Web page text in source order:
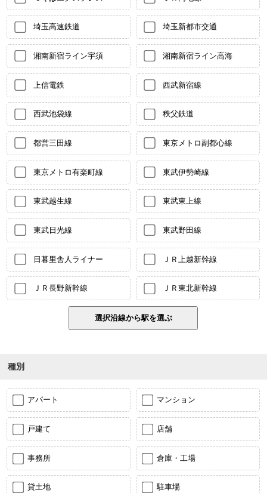
埼玉高速鉄道 埼玉新都市交通
湘南新宿ライン宇須 湘南新宿ライン高海
上信電鉄 西武新宿線
西武池袋線 秩父鉄道
都営三田線 東京メトロ副都心線
東京メトロ有楽町線 東武伊勢崎線
東武越生線 東武東上線
東武日光線 東武野田線
日暮里舎人ライナー ＪＲ上越新幹線
ＪＲ長野新幹線 ＪＲ東北新幹線
種別
アパート マンション
戸建て 店舗
事務所 倉庫・工場
貸土地 駐車場